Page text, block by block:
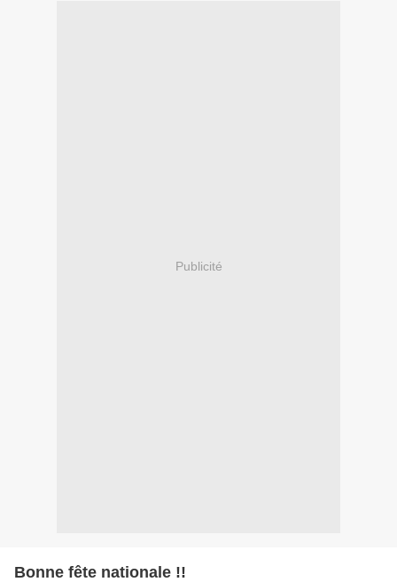
Publicité
Bonne fête nationale !!